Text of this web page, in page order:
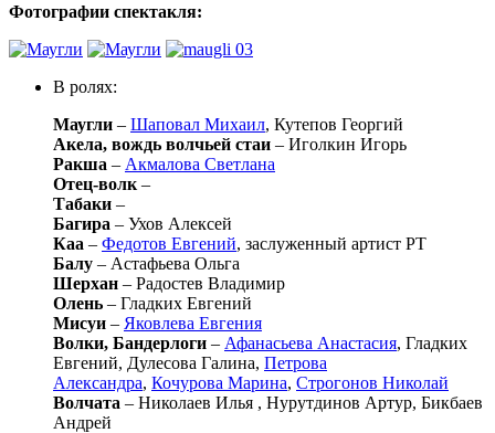
Фотографии спектакля:
В ролях:
Маугли – Шаповал Михаил, Кутепов Георгий
Акела, вождь волчьей стаи – Иголкин Игорь
Ракша – Акмалова Светлана
Отец-волк –
Табаки –
Багира – Ухов Алексей
Каа – Федотов Евгений, заслуженный артист РТ
Балу – Астафьева Ольга
Шерхан – Радостев Владимир
Олень – Гладких Евгений
Мисуи – Яковлева Евгения
Волки, Бандерлоги – Афанасьева Анастасия, Гладких
Евгений, Дулесова Галина, Петрова
Александра, Кочурова Марина, Строгонов Николай
Волчата – Николаев Илья , Нурутдинов Артур, Бикбаев
Андрей